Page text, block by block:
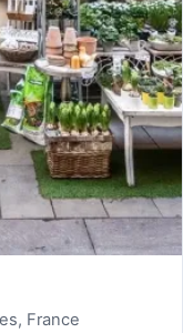
France